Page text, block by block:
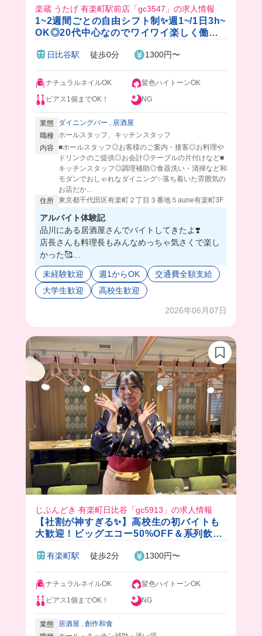
楽蔵 うたげ 有楽町駅前店「gc3547」の求人情報
1~2週間ごとの自由シフト制✨週1~/1日3h~
OK◎20代中心なのでワイワイ楽しく働け
日比谷駅 徒歩0分 1300円〜
ナチュラルネイルOK
髪色ハイトーンOK
ピアス1個までOK！
NG
業態 ダイニングバー
居酒屋
職種
ホールスタッフ、キッチンスタッフ
内容 ■ホールスタッフ◎お客様のご案内・接客◎お料理や
ドリンクのご提供◎お会計◎テーブルの片付けなど■
キッチンスタッフ◎調理補助◎食器洗い・清掃など和
モダンでおしゃれなダイニング✨落ち着いた雰囲気の
お店だか...
住所 東京都千代田区有楽町２丁目３番地５aune有楽町3F
アルバイト体験記
品川にある居酒屋さんでバイトしてきたよ❣️
店長さんも料理長もみんなめっちゃ気さくで楽し
かった🥰
料理長は動画に映ってもらったんだけど、恥ずか
しがってて可愛らしい方だったよ🤭
会社が大きいから今年も新卒の方が何人か入られ
未経験歓迎 週1からOK
交通費全額支給
大学生歓迎
高校生歓迎
2026年06月07日
じぶんどき 有楽町日比谷「gc5913」の求人情報
【社割が神すぎる✨】高校生の初バイトも
大歓迎！ビッグエコー50%OFF＆系列飲食
着いた個室居酒屋🍃
有楽町駅 徒歩2分 1300円〜
ナチュラルネイルOK
髪色ハイトーンOK
ピアス1個までOK！
NG
業態 居酒屋
創作和食